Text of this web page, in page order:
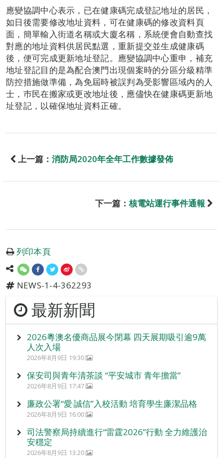
應變協調中心表示，已在健康碼完成登記地址的居民，
如日後需要修改地址資料，可在健康碼的修改資料頁
面，簡單輸入街道名稱或大廈名稱，系統便會自動查找
對應的地址資料供居民點選，重新提交並生成健康碼
後，便可完成更新地址登記。應變協調中心重申，補充
地址登記目的是為配合澳門出現個案時的分區分級精準
防控措施做準備，為免屆時被誤判為受影響區域內的人
士，巿民在搬家或更改地址後，應儘快在健康碼更新地
址登記，以確保地址資料正確。
上一篇： 消防局2020年全年工作數據發佈
下一篇： 核電站運行事件通報
列印本頁
NEWS-1-4-362293
最新新聞
2026粵澳名優商品展今閉幕 四天展期吸引逾9萬
人次入場
2026年8月9日 19:30
保安司與青年清茶談 “平安城市 青年擔當”
2026年8月9日 17:47
廉政公署“愛‧誠信”入校活動 培育學生廉潔品格
2026年8月9日 16:00
司法警察局持續進行“雷霆2026”行動 全力維護治
安穩定
2026年8月9日 13:20